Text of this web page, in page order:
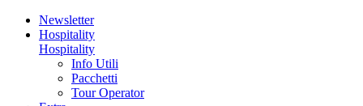
Newsletter
Hospitality
Hospitality
Info Utili
Pacchetti
Tour Operator